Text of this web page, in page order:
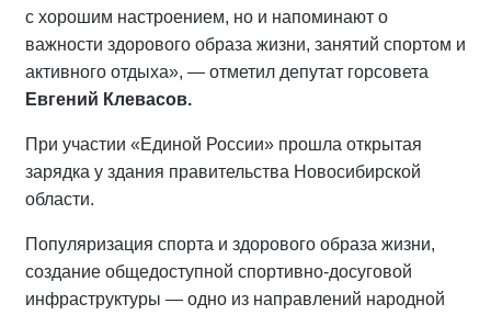
с хорошим настроением, но и напоминают о
важности здорового образа жизни, занятий спортом и
активного отдыха», — отметил депутат горсовета
Евгений Клевасов.
При участии «Единой России» прошла открытая
зарядка у здания правительства Новосибирской
области.
Популяризация спорта и здорового образа жизни,
создание общедоступной спортивно-досуговой
инфраструктуры — одно из направлений народной